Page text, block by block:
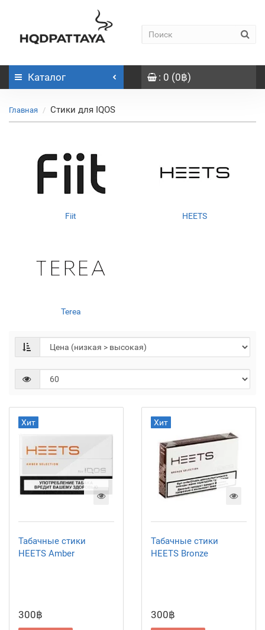
Каталог : 0 (0฿)
Главная Стики для IQOS
Fiit HEETS
Terea
Хит
Табачные стики
HEETS Amber
300฿
Хит
Табачные стики
HEETS Bronze
300฿